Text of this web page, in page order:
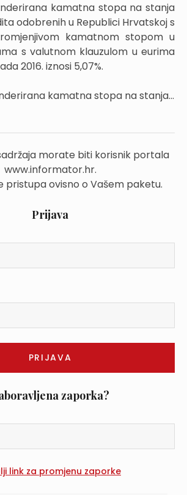
kamatna stopa na stanja
odobrenih u Republici Hrvatskoj s
kamatnom stopom u
s valutnom klauzulom u eurima
2016. iznosi 5,07%.
kamatna stopa na stanja...
morate biti korisnik portala
www.informator.hr.
pristupa ovisno o Vašem paketu.
Prijava
zaporka?